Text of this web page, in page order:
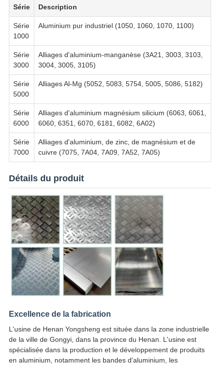
Série Description
Série
1000
Aluminium pur industriel (1050, 1060, 1070, 1100)
Série
3000
Alliages d'aluminium-manganèse (3A21, 3003, 3103,
3004, 3005, 3105)
Série
5000
Alliages Al-Mg (5052, 5083, 5754, 5005, 5086, 5182)
Série
6000
Alliages d'aluminium magnésium silicium (6063, 6061,
6060, 6351, 6070, 6181, 6082, 6A02)
Série
7000
Alliages d'aluminium, de zinc, de magnésium et de
cuivre (7075, 7A04, 7A09, 7A52, 7A05)
Détails du produit
Excellence de la fabrication
L'usine de Henan Yongsheng est située dans la zone industrielle
de la ville de Gongyi, dans la province du Henan. L'usine est
spécialisée dans la production et le développement de produits
en aluminium, notamment les bandes d'aluminium, les